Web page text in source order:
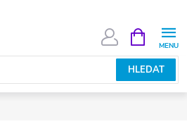
HLEDAT
NÁKUPNÍ
KOŠÍK